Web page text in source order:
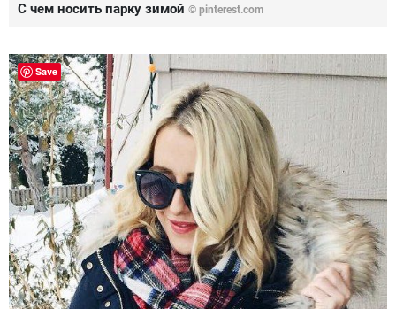
С чем носить парку зимой © pinterest.com
Save